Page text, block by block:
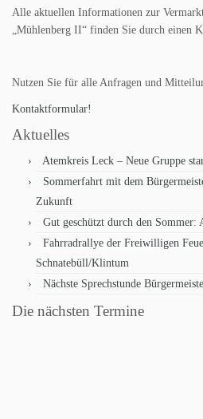
Alle aktuellen Informationen zur
„Mühlenberg II“ finden Sie durch einen
Nutzen Sie für alle Anfragen und
Kontaktformular!
Aktuelles
Atemkreis Leck – Neue Gruppe
Sommerfahrt mit dem
Zukunft
Gut geschützt durch den Sommer:
Fahrradrallye der Freiwilligen
Schnatebüll/Klintum
Nächste Sprechstunde
Die nächsten Termine